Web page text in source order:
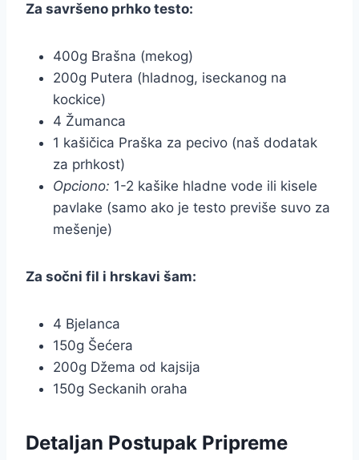
Za savršeno prhko testo:
400g Brašna (mekog)
200g Putera (hladnog, iseckanog na
kockice)
4 Žumanca
1 kašičica Praška za pecivo (naš dodatak
za prhkost)
Opciono: 1-2 kašike hladne vode ili kisele
pavlake (samo ako je testo previše suvo za
mešenje)
Za sočni fil i hrskavi šam:
4 Bjelanca
150g Šećera
200g Džema od kajsija
150g Seckanih oraha
Detaljan Postupak Pripreme